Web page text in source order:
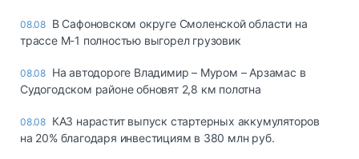
08.08 В Сафоновском округе Смоленской области на
трассе М-1 полностью выгорел грузовик
08.08 На автодороге Владимир – Муром – Арзамас в
Судогодском районе обновят 2,8 км полотна
08.08 КАЗ нарастит выпуск стартерных аккумуляторов
на 20% благодаря инвестициям в 380 млн руб.